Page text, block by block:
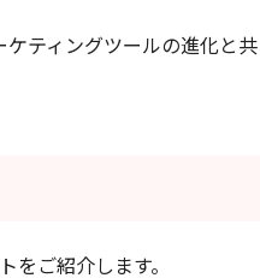
ティングツールの進化と共
ご紹介します。